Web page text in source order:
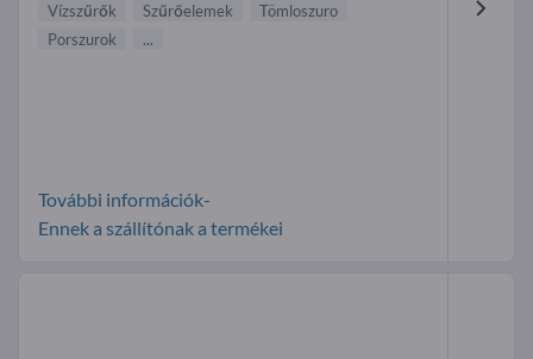
Vízszűrők
Szűrőelemek
Tömloszuro
Porszurok
...
További információk-
Ennek a szállítónak a termékei